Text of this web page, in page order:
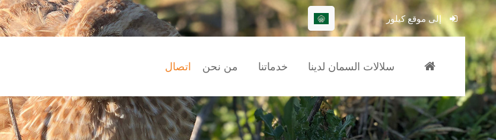
col2" does
Sorry, item "offcanvas-col3" does
Sorry, item "offcanvas-col4" does
إلى موقع كيلور
سلالات السمان لدينا خدماتنا من نحن اتصال